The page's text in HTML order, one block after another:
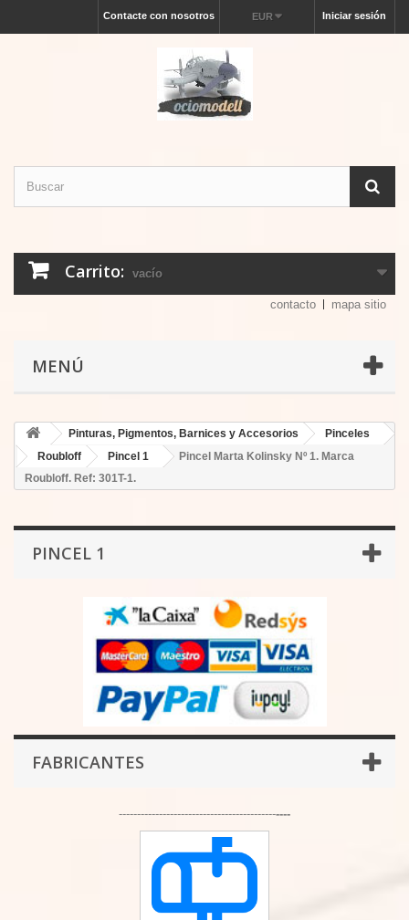
Iniciar sesión
EUR
Contacte con nosotros
Carrito: vacío
contacto mapa sitio
MENÚ
Pinturas, Pigmentos, Barnices y Accesorios
Pinceles
Roubloff
Pincel 1
Pincel Marta Kolinsky Nº 1. Marca
Roubloff. Ref: 301T-1.
PINCEL 1
FABRICANTES
-----------------------------------------------